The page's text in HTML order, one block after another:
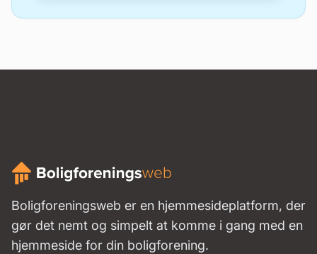
Boligforeningsweb er en hjemmesideplatform, der
gør det nemt og simpelt at komme i gang med en
hjemmeside for din boligforening.